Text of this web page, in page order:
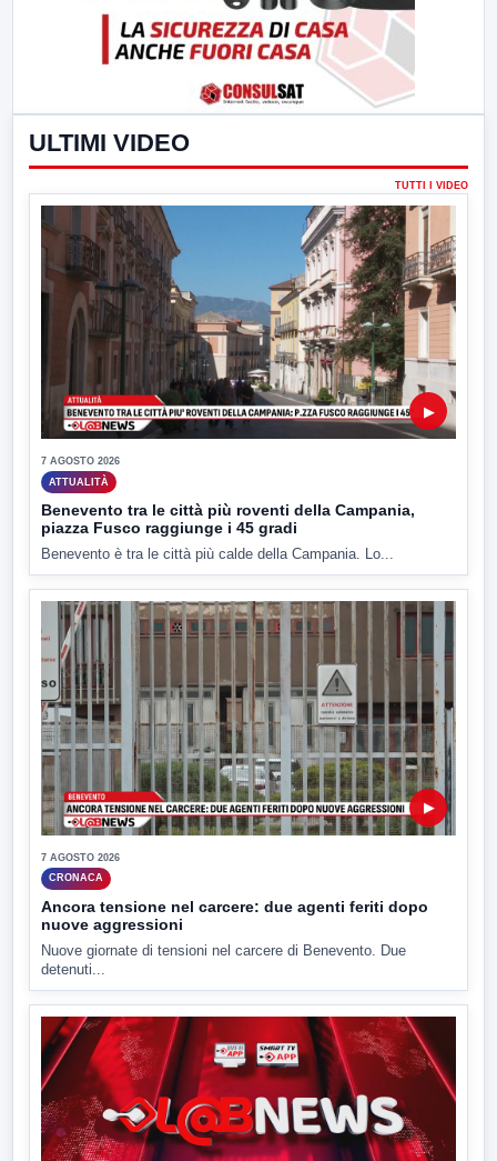
ULTIMI VIDEO
TUTTI I VIDEO
▶
7 AGOSTO 2026
ATTUALITÀ
Benevento tra le città più roventi della Campania,
piazza Fusco raggiunge i 45 gradi
Benevento è tra le città più calde della Campania. Lo...
▶
7 AGOSTO 2026
CRONACA
Ancora tensione nel carcere: due agenti feriti dopo
nuove aggressioni
Nuove giornate di tensioni nel carcere di Benevento. Due
detenuti...